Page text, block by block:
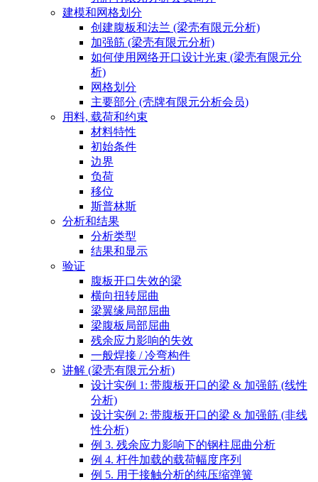
建模和网格划分
创建腹板和法兰 (梁壳有限元分析)
加强筋 (梁壳有限元分析)
如何使用网络开口设计光束 (梁壳有限元分
析)
网格划分
主要部分 (壳牌有限元分析会员)
用料, 载荷和约束
材料特性
初始条件
边界
负荷
移位
斯普林斯
分析和结果
分析类型
结果和显示
验证
腹板开口失效的梁
横向扭转屈曲
梁翼缘局部屈曲
梁腹板局部屈曲
残余应力影响的失效
一般焊接 / 冷弯构件
讲解 (梁壳有限元分析)
设计实例 1: 带腹板开口的梁 & 加强筋 (线性
分析)
设计实例 2: 带腹板开口的梁 & 加强筋 (非线
性分析)
例 3. 残余应力影响下的钢柱屈曲分析
例 4. 杆件加载的载荷幅度序列
例 5. 用于接触分析的纯压缩弹簧